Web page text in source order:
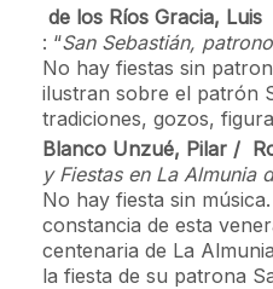
de los Ríos Gracia,
: “San Sebastián,
No hay fiestas sin
ilustran sobre el patrón
tradiciones, gozos,
Blanco Unzué, Pilar /
y Fiestas en La Almunia
No hay fiesta sin
constancia de esta
centenaria de La
la fiesta de su patrona